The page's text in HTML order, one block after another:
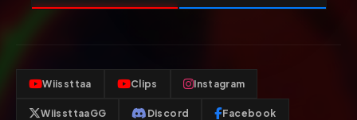
Wiissttaa Clips Instagram
WiissttaaGG Discord Facebook